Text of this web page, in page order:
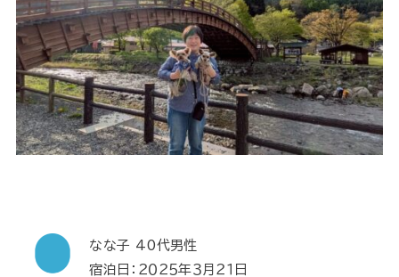
なな子 40代男性
宿泊日：２０２５年３月２１日